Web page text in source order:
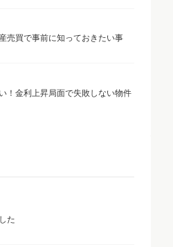
売買で事前に知っておきたい事
！金利上昇局面で失敗しない物件
た